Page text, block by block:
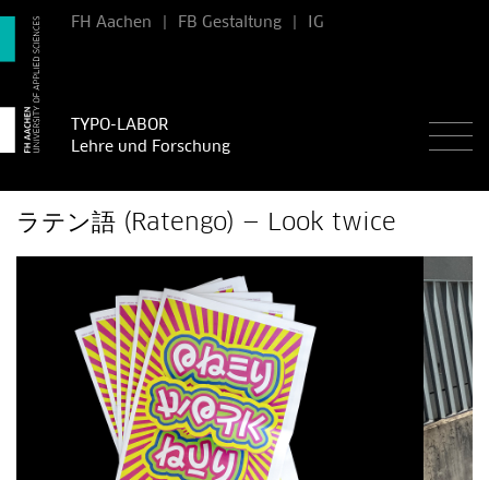
FH Aachen FB Gestaltung IG
TYPO-LABOR
Lehre und Forschung
ラテン語 (Ratengo) — Look twice